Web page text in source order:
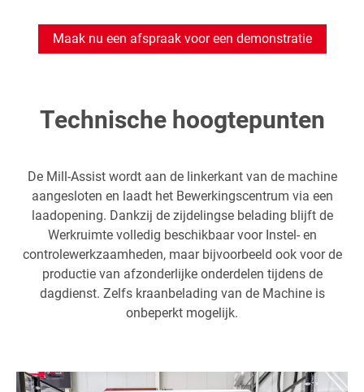
Maak nu een afspraak voor een demonstratie
Technische hoogtepunten
De Mill-Assist wordt aan de linkerkant van de machine
aangesloten en laadt het Bewerkingscentrum via een
laadopening. Dankzij de zijdelingse belading blijft de
Werkruimte volledig beschikbaar voor Instel- en
controlewerkzaamheden, maar bijvoorbeeld ook voor de
productie van afzonderlijke onderdelen tijdens de
dagdienst. Zelfs kraanbelading van de Machine is
onbeperkt mogelijk.